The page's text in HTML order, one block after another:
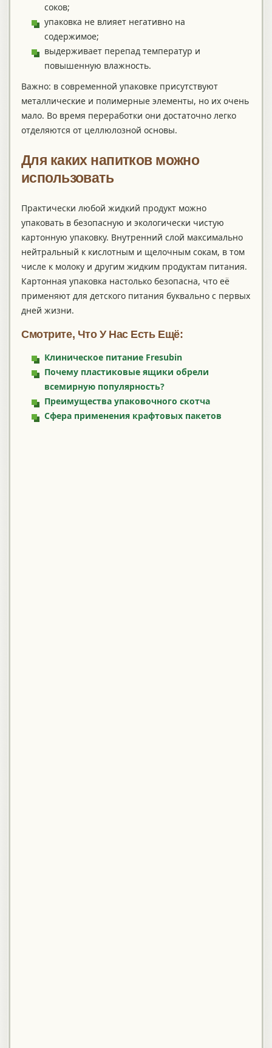
соков;
упаковка не влияет негативно на
содержимое;
выдерживает перепад температур и
повышенную влажность.
Важно: в современной упаковке присутствуют
металлические и полимерные элементы, но их очень
мало. Во время переработки они достаточно легко
отделяются от целлюлозной основы.
Для каких напитков можно
использовать
Практически любой жидкий продукт можно
упаковать в безопасную и экологически чистую
картонную упаковку. Внутренний слой максимально
нейтральный к кислотным и щелочным сокам, в том
числе к молоку и другим жидким продуктам питания.
Картонная упаковка настолько безопасна, что её
применяют для детского питания буквально с первых
дней жизни.
Смотрите, Что У Нас Есть Ещё:
Клиническое питание Fresubin
Почему пластиковые ящики обрели
всемирную популярность?
Преимущества упаковочного скотча
Сфера применения крафтовых пакетов